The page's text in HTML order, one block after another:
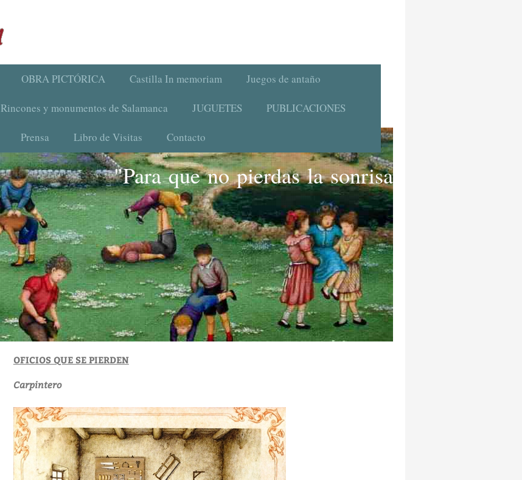
OBRA PICTÓRICA Castilla In memoriam Juegos de antaño
Rincones y monumentos de Salamanca JUGUETES PUBLICACIONES
Prensa Libro de Visitas Contacto
"Para que no pierdas la sonrisa"
OFICIOS QUE SE PIERDEN
Carpintero